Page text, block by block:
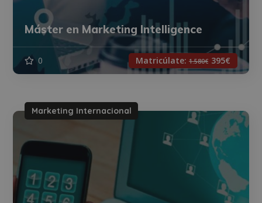
Máster en Marketing Intelligence
0 Matricúlate: 1.580€ 395€
Marketing Internacional